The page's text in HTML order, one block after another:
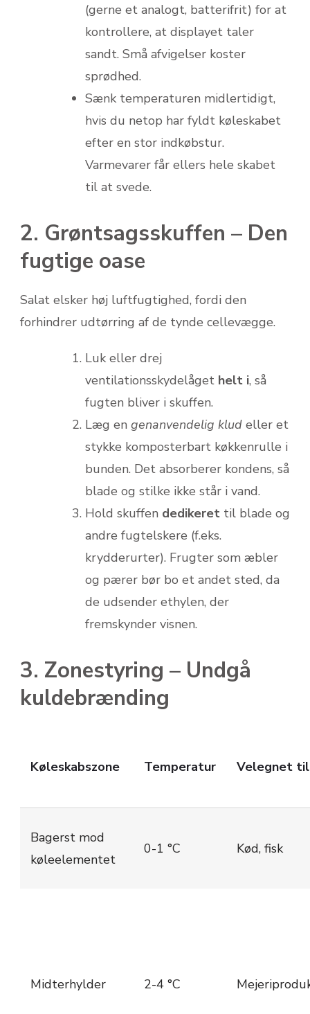
(gerne et analogt, batterifrit) for at
kontrollere, at displayet taler
sandt. Små afvigelser koster
sprødhed.
Sænk temperaturen midlertidigt,
hvis du netop har fyldt køleskabet
efter en stor indkøbstur.
Varmevarer får ellers hele skabet
til at svede.
2. Grøntsagsskuffen – Den
fugtige oase
Salat elsker høj luftfugtighed, fordi den
forhindrer udtørring af de tynde cellevægge.
Luk eller drej
ventilationsskydelåget helt i, så
fugten bliver i skuffen.
Læg en genanvendelig klud eller et
stykke komposterbart køkkenrulle i
bunden. Det absorberer kondens, så
blade og stilke ikke står i vand.
Hold skuffen dedikeret til blade og
andre fugtelskere (f.eks.
krydderurter). Frugter som æbler
og pærer bør bo et andet sted, da
de udsender ethylen, der
fremskynder visnen.
3. Zonestyring – Undgå
kuldebrænding
Køleskabszone Temperatur Velegnet til
Bagerst mod
køleelementet
0-1 °C Kød, fisk
Midterhylder 2-4 °C